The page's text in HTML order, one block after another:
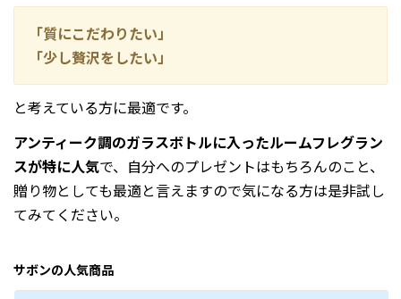
「質にこだわりたい」
「少し贅沢をしたい」
と考えている方に最適です。
アンティーク調のガラスボトルに入ったルームフレグラン
スが特に人気で、自分へのプレゼントはもちろんのこと、
贈り物としても最適と言えますので気になる方は是非試し
てみてください。
サボンの人気商品